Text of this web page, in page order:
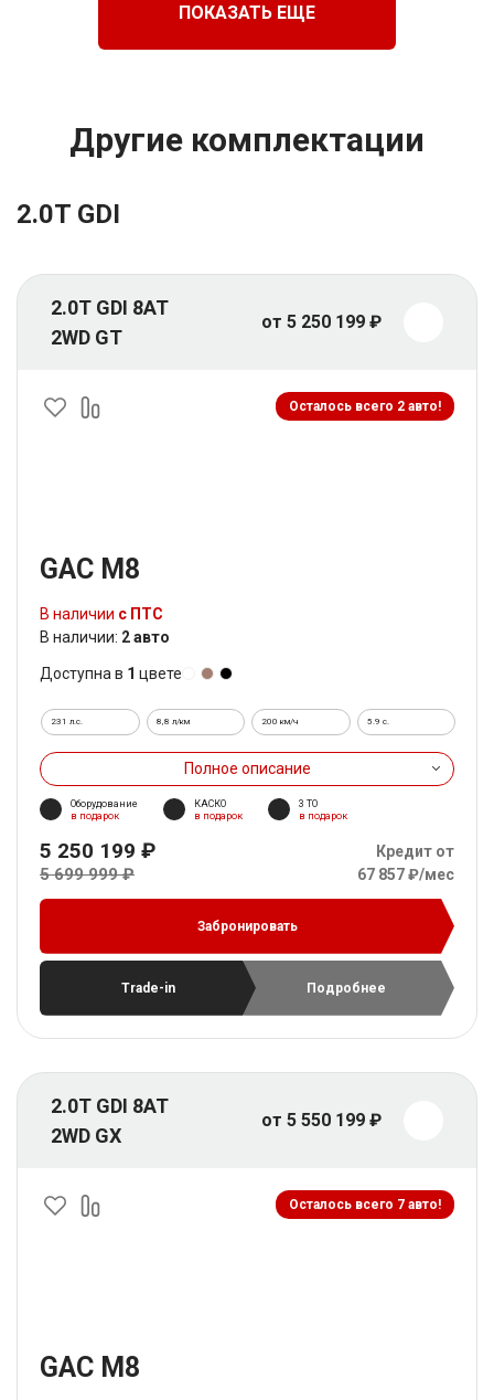
ПОКАЗАТЬ ЕЩЕ
Другие комплектации
2.0T GDI
2.0T GDI 8AT
2WD GT
от 5 250 199 ₽
Осталось всего 2 авто!
GAC M8
В наличии с ПТС
В наличии: 2 авто
Доступна в 1 цвете
231 л.с. 8,8 л/км 200 км/ч 5.9 c.
Полное описание
Оборудование
в подарок
КАСКО
в подарок
3 ТО
в подарок
5 250 199 ₽
5 699 999 ₽
Кредит от
67 857 ₽/мес
Забронировать
Trade-in Подробнее
2.0T GDI 8AT
2WD GX
от 5 550 199 ₽
Осталось всего 7 авто!
GAC M8